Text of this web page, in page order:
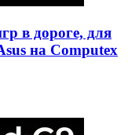
в дороге, для
на Computex